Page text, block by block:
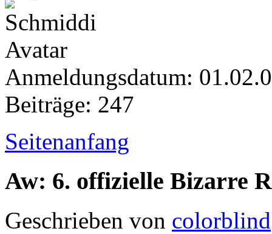
Anmeldungsdatum:
Beiträge: 247
Seitenanfang
Aw: 6. offizielle Bizarre
Geschrieben von colorblind